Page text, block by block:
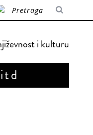
i kulturu
itd